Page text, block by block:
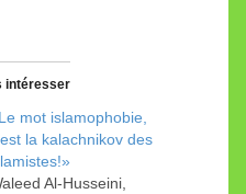
intéresser
mot islamophobie,
la kalachnikov des
Al-Husseini,